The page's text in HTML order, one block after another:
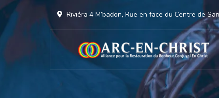
Riviéra 4 M’badon, Rue en face du Centre de